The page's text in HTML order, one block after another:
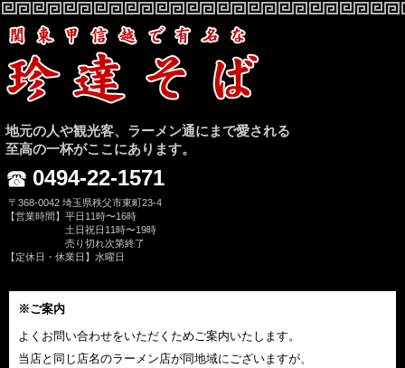
地元の人や観光客、ラーメン通にまで愛される
至高の一杯がここにあります。
0494-22-1571
〒368-0042 埼玉県秩父市東町23-4
【営業時間】平日11時〜16時
土日祝日11時〜19時
売り切れ次第終了
【定休日・休業日】水曜日
※ご案内
よくお問い合わせをいただくためご案内いたします。
当店と同じ店名のラーメン店が同地域にございますが、